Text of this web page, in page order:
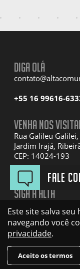
Diga olá
+55 16 99616-
Venha nos
Rua Galileu
Jardim Irajá,
CEP: 14024-193
Siga a Alta
Instagram
Linkedin
YouTube
Este site salva
navegando você
privacidade.
Aceito os termos
Fale